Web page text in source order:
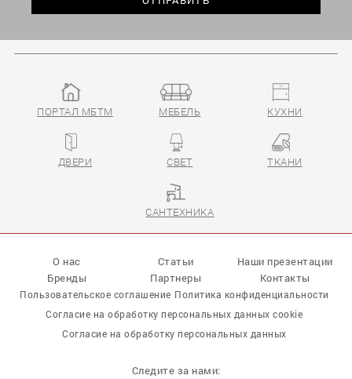
ПОРТАЛ МБТМ МЕБЕЛЬ КУХНИ
ДВЕРИ СВЕТ ТКАНИ
САНТЕХНИКА
О нас Статьи
Наши презентации
Бренды
Партнеры Контакты
Пользовательское соглашение Политика конфиденциальности
Согласие на обработку персональных данных cookie
Согласие на обработку персональных данных
Следите за нами: